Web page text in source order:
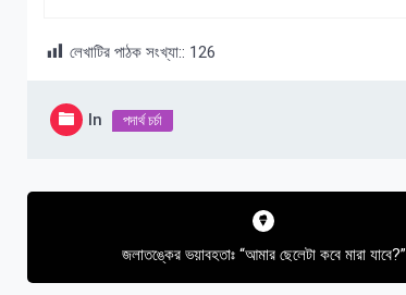
লেখাটির পাঠক সংখ্যা:: 126
In পদার্থ চর্চা
Post
জলাতঙ্কের ভয়াবহতাঃ “আমার ছেলেটা কবে মারা যাবে?”